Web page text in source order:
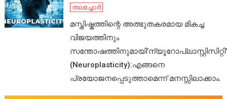
തലച്ചോർ
മസ്തിഷ്കത്തിന്റെ അത്ഭുതകരമായ മികച്ച
വിജയത്തിനും
സന്തോഷത്തിനുമായി’ന്യൂറോപ്ലാസ്റ്റിസിറ്റി’
(Neuroplasticity):എങ്ങനെ
പ്രയോജനപ്പെടുത്താമെന്ന് മനസ്സിലാക്കാം.